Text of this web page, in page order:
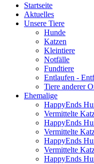
Startseite
Aktuelles
Unsere Tiere
Hunde
Katzen
Kleintiere
Notfälle
Fundtiere
Entlaufen -
Tiere anderer
Ehemalige
HappyEnds
Vermittelte
HappyEnds
Vermittelte
HappyEnds
Vermittelte
HappyEnds